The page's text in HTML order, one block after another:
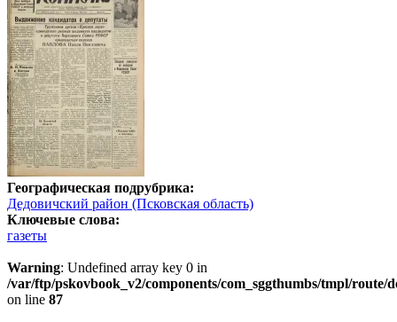
Географическая подрубрика:
Дедовичский район (Псковская область)
Ключевые слова:
газеты
Warning: Undefined array key 0 in
/var/ftp/pskovbook_v2/components/com_sggthumbs/tmpl/route/
on line 87